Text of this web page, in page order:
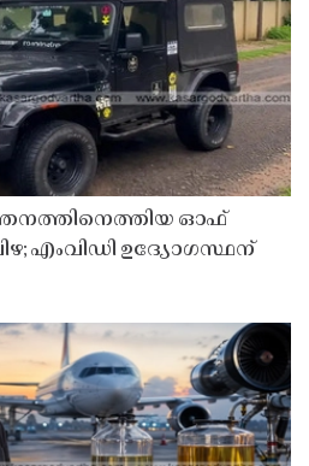
ഓഫ്
എംവിഡി ഉദ്യോഗസ്ഥന്